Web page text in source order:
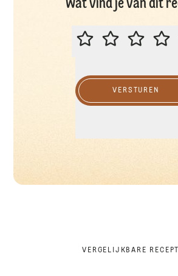
Wat vind je van dit
VERSTUREN
VERGELIJKBARE